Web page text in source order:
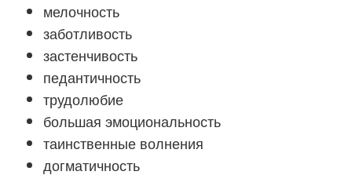
мелочность
заботливость
застенчивость
педантичность
трудолюбие
большая эмоциональность
таинственные волнения
догматичность